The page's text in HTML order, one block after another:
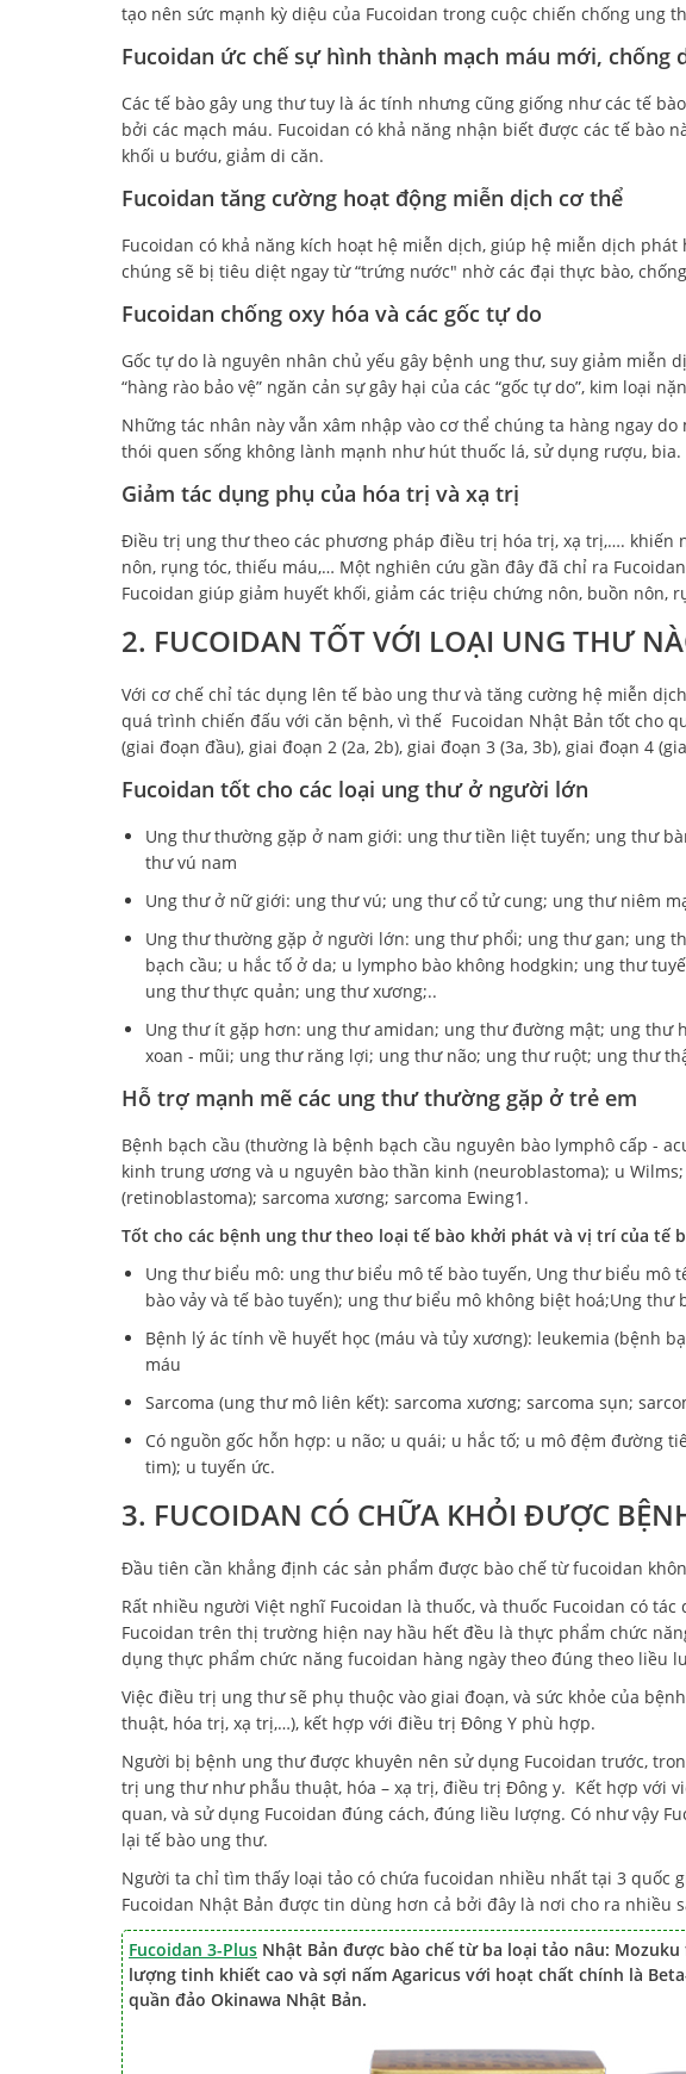
tạo nên sức mạnh kỳ diệu của Fucoidan trong cuộc chiến chống ung
Fucoidan ức chế sự hình thành mạch máu mới, chống
Các tế bào gây ung thư tuy là ác tính nhưng cũng giống như các tế
bởi các mạch máu. Fucoidan có khả năng nhận biết được các tế bào
khối u bướu, giảm di căn.
Fucoidan tăng cường hoạt động miễn dịch cơ thể
Fucoidan có khả năng kích hoạt hệ miễn dịch, giúp hệ miễn dịch
chúng sẽ bị tiêu diệt ngay từ “trứng nước" nhờ các đại thực bào,
Fucoidan chống oxy hóa và các gốc tự do
Gốc tự do là nguyên nhân chủ yếu gây bệnh ung thư, suy giảm miễn
“hàng rào bảo vệ” ngăn cản sự gây hại của các “gốc tự do”, kim loại
Những tác nhân này vẫn xâm nhập vào cơ thể chúng ta hàng ngay
thói quen sống không lành mạnh như hút thuốc lá, sử dụng rượu, bia.
Giảm tác dụng phụ của hóa trị và xạ trị
Điều trị ung thư theo các phương pháp điều trị hóa trị, xạ trị,….
nôn, rụng tóc, thiếu máu,… Một nghiên cứu gần đây đã chỉ ra
Fucoidan giúp giảm huyết khối, giảm các triệu chứng nôn, buồn nôn,
2. FUCOIDAN TỐT VỚI LOẠI UNG THƯ
Với cơ chế chỉ tác dụng lên tế bào ung thư và tăng cường hệ miễn
quá trình chiến đấu với căn bệnh, vì thế Fucoidan Nhật Bản tốt cho
(giai đoạn đầu), giai đoạn 2 (2a, 2b), giai đoạn 3 (3a, 3b), giai đoạn 4
Fucoidan tốt cho các loại ung thư ở người lớn
Ung thư thường gặp ở nam giới: ung thư tiền liệt tuyến; ung thư
thư vú nam
Ung thư ở nữ giới: ung thư vú; ung thư cổ tử cung; ung thư niêm
Ung thư thường gặp ở người lớn: ung thư phổi; ung thư gan; ung
bạch cầu; u hắc tố ở da; u lympho bào không hodgkin; ung thư
ung thư thực quản; ung thư xương;..
Ung thư ít gặp hơn: ung thư amidan; ung thư đường mật; ung thư
xoan - mũi; ung thư răng lợi; ung thư não; ung thư ruột; ung thư
Hỗ trợ mạnh mẽ các ung thư thường gặp ở trẻ em
Bệnh bạch cầu (thường là bệnh bạch cầu nguyên bào lymphô cấp -
kinh trung ương và u nguyên bào thần kinh (neuroblastoma); u
(retinoblastoma); sarcoma xương; sarcoma Ewing1.
Tốt cho các bệnh ung thư theo loại tế bào khởi phát và vị trí của tế
Ung thư biểu mô: ung thư biểu mô tế bào tuyến, Ung thư biểu mô
bào vảy và tế bào tuyến); ung thư biểu mô không biệt hoá;Ung
Bệnh lý ác tính về huyết học (máu và tủy xương): leukemia (bệnh
máu
Sarcoma (ung thư mô liên kết): sarcoma xương; sarcoma sụn;
Có nguồn gốc hỗn hợp: u não; u quái; u hắc tố; u mô đệm đường
tim); u tuyến ức.
3. FUCOIDAN CÓ CHỮA KHỎI ĐƯỢC
Đầu tiên cần khẳng định các sản phẩm được bào chế từ fucoidan
Rất nhiều người Việt nghĩ Fucoidan là thuốc, và thuốc Fucoidan có
Fucoidan trên thị trường hiện nay hầu hết đều là thực phẩm chức
dụng thực phẩm chức năng fucoidan hàng ngày theo đúng theo liều
Việc điều trị ung thư sẽ phụ thuộc vào giai đoạn, và sức khỏe của
thuật, hóa trị, xạ trị,…), kết hợp với điều trị Đông Y phù hợp.
Người bị bệnh ung thư được khuyên nên sử dụng Fucoidan trước,
trị ung thư như phẫu thuật, hóa – xạ trị, điều trị Đông y. Kết hợp với
quan, và sử dụng Fucoidan đúng cách, đúng liều lượng. Có như vậy
lại tế bào ung thư.
Người ta chỉ tìm thấy loại tảo có chứa fucoidan nhiều nhất tại 3 quốc
Fucoidan Nhật Bản được tin dùng hơn cả bởi đây là nơi cho ra nhiều
Fucoidan 3-Plus Nhật Bản được bào chế từ ba loại tảo nâu:
lượng tinh khiết cao và sợi nấm Agaricus với hoạt chất chính là
quần đảo Okinawa Nhật Bản.